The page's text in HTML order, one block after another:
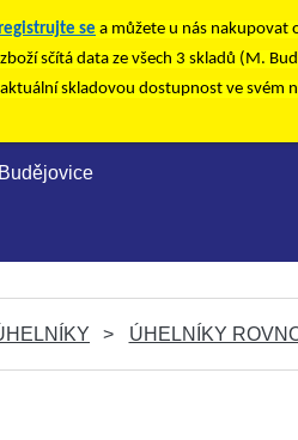
se a můžete u nás nakupovat
sčítá data ze všech 3 skladů (M.
skladovou dostupnost ve svém
ÚHELNÍKY